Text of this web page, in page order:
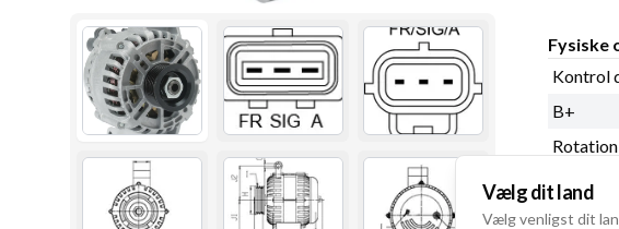
Fysiske
Kontrol
B+
Rotation
Spor i
Vælg dit land
Vælg venligst dit